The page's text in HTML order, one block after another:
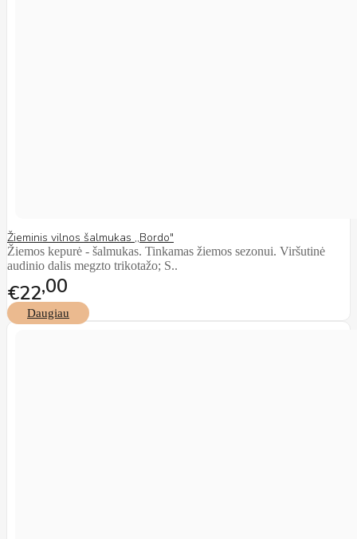
Žieminis vilnos šalmukas ,,Bordo"
Žiemos kepurė - šalmukas. Tinkamas žiemos sezonui. Viršutinė
audinio dalis megzto trikotažo; S..
€2200
Daugiau